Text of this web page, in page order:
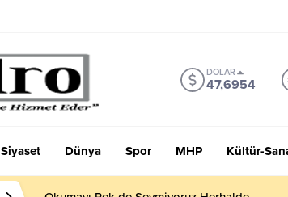
DOLAR
47,6954
Siyaset Dünya Spor MHP Kültür-